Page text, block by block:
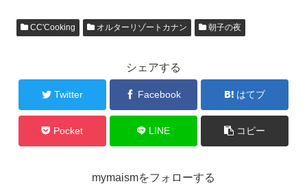
c
e
o
o
k
tt
er
e
ail
CC'Cooking オルターリゾートカナン 朝子の夜
シェアする
Twitter Facebook はてブ
Pocket LINE コピー
mymaismをフォローする